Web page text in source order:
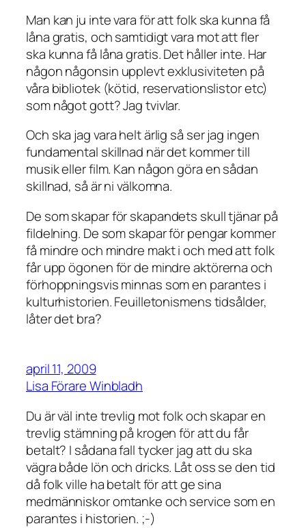
Man kan ju inte vara för att folk ska kunna få
låna gratis, och samtidigt vara mot att fler
ska kunna få låna gratis. Det håller inte. Har
någon någonsin upplevt exklusiviteten på
våra bibliotek (kötid, reservationslistor etc)
som något gott? Jag tvivlar.
Och ska jag vara helt ärlig så ser jag ingen
fundamental skillnad när det kommer till
musik eller film. Kan någon göra en sådan
skillnad, så är ni välkomna.
De som skapar för skapandets skull tjänar på
fildelning. De som skapar för pengar kommer
få mindre och mindre makt i och med att folk
får upp ögonen för de mindre aktörerna och
förhoppningsvis minnas som en parantes i
kulturhistorien. Feuilletonismens tidsålder,
låter det bra?
april 11, 2009
Lisa Förare Winbladh
Du är väl inte trevlig mot folk och skapar en
trevlig stämning på krogen för att du får
betalt? I sådana fall tycker jag att du ska
vägra både lön och dricks. Låt oss se den tid
då folk ville ha betalt för att ge sina
medmänniskor omtanke och service som en
parantes i historien. ;-)